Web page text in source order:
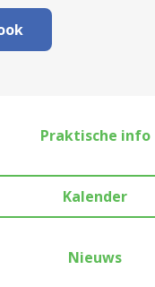
Praktische info
Kalender
Nieuws